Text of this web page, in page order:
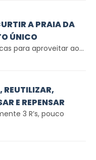
A PRAIA DA
ÚNICO
para aproveitar ao...
REUTILIZAR,
E REPENSAR
3 R’s, pouco